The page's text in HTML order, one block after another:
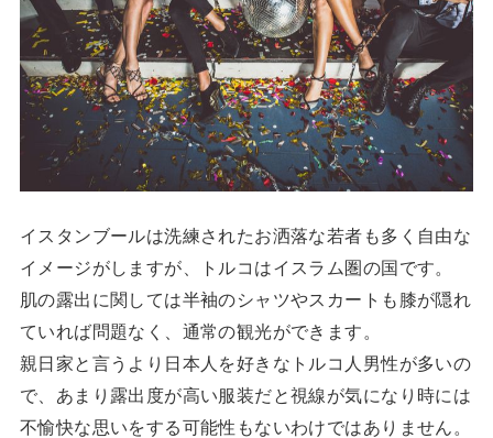
イスタンブールは洗練されたお洒落な若者も多く自由な
イメージがしますが、トルコはイスラム圏の国です。
肌の露出に関しては半袖のシャツやスカートも膝が隠れ
ていれば問題なく、通常の観光ができます。
親日家と言うより日本人を好きなトルコ人男性が多いの
で、あまり露出度が高い服装だと視線が気になり時には
不愉快な思いをする可能性もないわけではありません。